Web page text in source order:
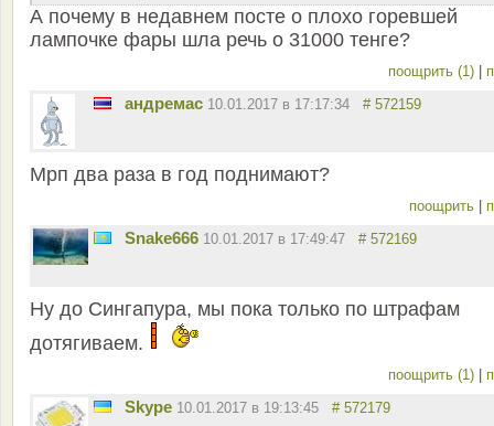
А почему в недавнем посте о плохо горевшей
лампочке фары шла речь о 31000 тенге?
поощрить (1)
андремас 10.01.2017 в 17:17:34 # 572159
Мрп два раза в год поднимают?
поощрить
Snake666 10.01.2017 в 17:49:47 # 572169
Ну до Сингапура, мы пока только по штрафам
дотягиваем.
поощрить (1)
Skype 10.01.2017 в 19:13:45 # 572179